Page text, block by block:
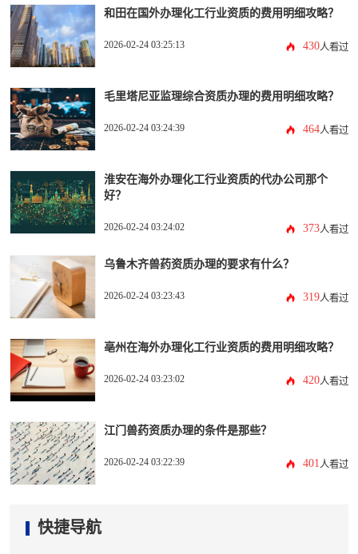
和田在国外办理化工行业资质的费用明细攻略？
2026-02-24 03:25:13 430人看过
毛里塔尼亚监理综合资质办理的费用明细攻略？
2026-02-24 03:24:39 464人看过
淮安在海外办理化工行业资质的代办公司那个
好？
2026-02-24 03:24:02 373人看过
乌鲁木齐兽药资质办理的要求有什么？
2026-02-24 03:23:43 319人看过
亳州在海外办理化工行业资质的费用明细攻略？
2026-02-24 03:23:02 420人看过
江门兽药资质办理的条件是那些？
2026-02-24 03:22:39 401人看过
快捷导航